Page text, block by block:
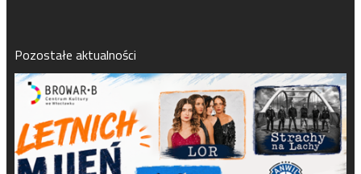
Pozostałe aktualności